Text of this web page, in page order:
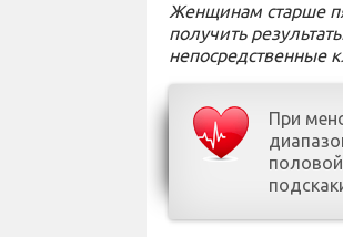
Женщинам старше
получить
непосредственные
При